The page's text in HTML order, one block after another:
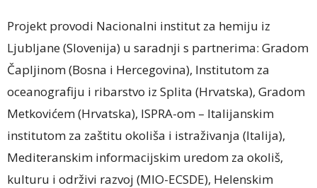
Projekt provodi Nacionalni institut za hemiju iz
Ljubljane (Slovenija) u saradnji s partnerima: Gradom
Čapljinom (Bosna i Hercegovina), Institutom za
oceanografiju i ribarstvo iz Splita (Hrvatska), Gradom
Metkovićem (Hrvatska), ISPRA-om – Italijanskim
institutom za zaštitu okoliša i istraživanja (Italija),
Mediteranskim informacijskim uredom za okoliš,
kulturu i održivi razvoj (MIO-ECSDE), Helenskim